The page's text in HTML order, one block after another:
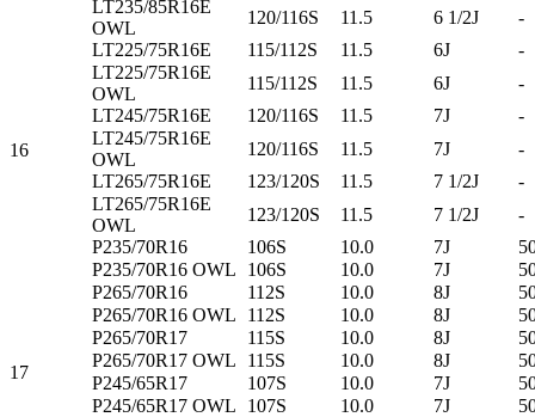
16
LT235/85R16E
OWL
120/116S 11.5 6 1/2J
-
LT225/75R16E
115/112S 11.5 6J
-
LT225/75R16E
OWL
115/112S 11.5 6J
-
LT245/75R16E
120/116S 11.5 7J
-
LT245/75R16E
OWL
120/116S 11.5 7J
-
LT265/75R16E
123/120S 11.5 7 1/2J
-
LT265/75R16E
OWL
123/120S 11.5 7 1/2J
-
P235/70R16
106S 10.0 7J
P235/70R16 OWL
106S 10.0 7J
P265/70R16
112S 10.0 8J
P265/70R16 OWL
112S 10.0 8J
17
P265/70R17 115S 10.0 8J
P265/70R17 OWL
115S 10.0 8J
P245/65R17
107S 10.0 7J
P245/65R17 OWL
107S 10.0 7J